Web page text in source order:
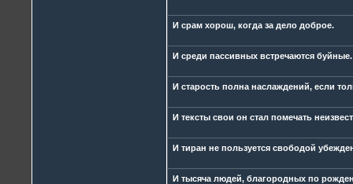
И срам хорош, когда за дело доброе.
И среди пассивных встречаются буйные.
И старость полна наслаждений, если
И тексты свои он стал помечать
И тиран не пользуется свободой
И тысяча людей, благородных по